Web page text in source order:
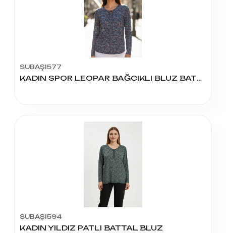
SUBAŞI577
KADIN SPOR LEOPAR BAĞCIKLI BLUZ BATTAL
SUBAŞI594
KADIN YILDIZ PATLI BATTAL BLUZ